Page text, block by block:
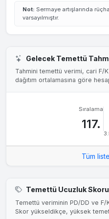
Not: Sermaye artışlarında
varsayılmıştır.
Gelecek Temettü
Tahmini temettü verimi, cari F/
dağıtım ortalamasına göre
Sıralama
117.
Tüm
Temettü Ucuzluk Skoru
Temettü veriminin PD/DD ve F/
Skor yükseldikçe, yüksek